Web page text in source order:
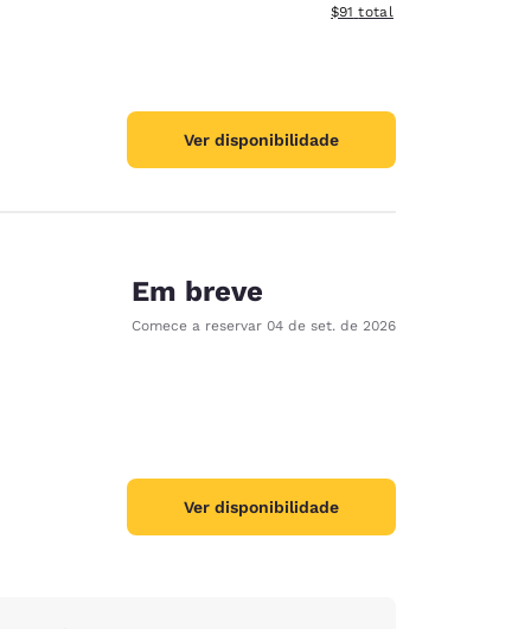
Exibir detalhes do total
$91 total
Ver disponibilidade
Em breve
Comece a reservar 04 de set. de 2026
Ver disponibilidade